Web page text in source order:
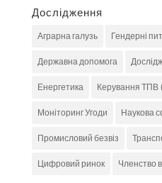
Дослідження
Аграрна галузь Гендерні
Державна допомога
Енергетика Керування ТПВ
Моніторинг Угоди Наукова
Промисловий безвіз
Цифровий ринок Членство